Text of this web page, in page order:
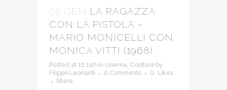
02 GEN LA RAGAZZA
CON LA PISTOLA –
MARIO MONICELLI CON
MONICA VITTI (1968)
Posted at 12:14h in cinema, Cooltura by
Filippo Leonardi
0 Comments 0
Likes
Share